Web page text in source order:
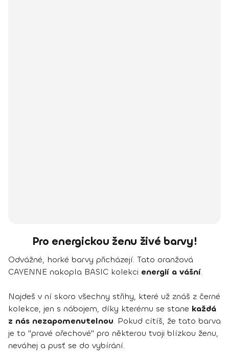
Pro energickou ženu živé barvy!
Odvážné, horké barvy přicházejí. Tato oranžová
CAYENNE nakopla BASIC kolekci energií a vášní.
Najdeš v ní skoro všechny střihy, které už znáš z černé
kolekce, jen s nábojem, díky kterému se stane každá
z nás nezapomenutelnou. Pokud cítíš, že tato barva
je to "pravé ořechové" pro některou tvoji blízkou ženu,
neváhej a pusť se do vybírání.